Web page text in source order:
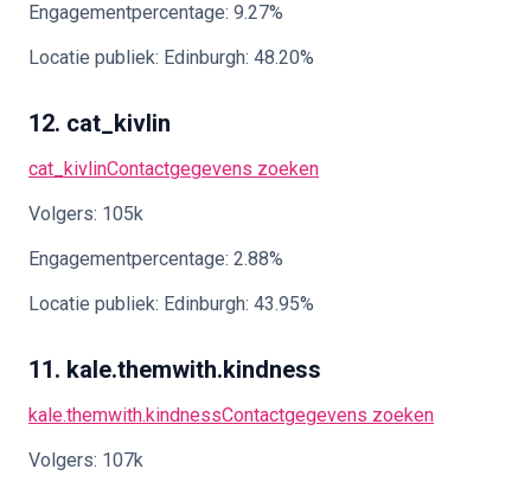
Engagementpercentage: 9.27%
Locatie publiek: Edinburgh: 48.20%
12. cat_kivlin
cat_kivlinContactgegevens zoeken
Volgers: 105k
Engagementpercentage: 2.88%
Locatie publiek: Edinburgh: 43.95%
11. kale.themwith.kindness
kale.themwith.kindnessContactgegevens zoeken
Volgers: 107k